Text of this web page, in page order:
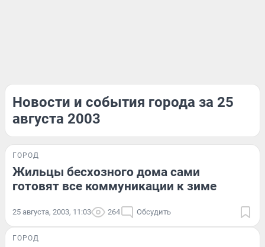
Новости и события города за 25
августа 2003
ГОРОД
Жильцы бесхозного дома сами
готовят все коммуникации к зиме
25 августа, 2003, 11:03 264 Обсудить
ГОРОД